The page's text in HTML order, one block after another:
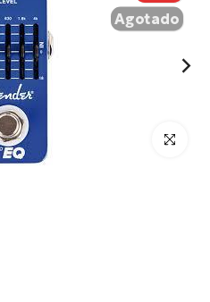
Agotado
Click para